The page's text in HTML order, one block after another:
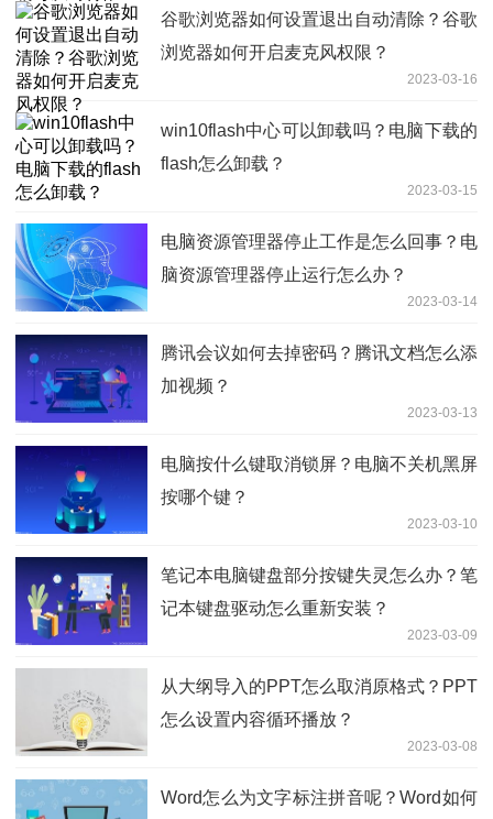
谷歌浏览器如何设置退出自动清除？谷歌
浏览器如何开启麦克风权限？
2023-03-16
win10flash中心可以卸载吗？电脑下载的
flash怎么卸载？
2023-03-15
电脑资源管理器停止工作是怎么回事？电
脑资源管理器停止运行怎么办？
2023-03-14
腾讯会议如何去掉密码？腾讯文档怎么添
加视频？
2023-03-13
电脑按什么键取消锁屏？电脑不关机黑屏
按哪个键？
2023-03-10
笔记本电脑键盘部分按键失灵怎么办？笔
记本键盘驱动怎么重新安装？
2023-03-09
从大纲导入的PPT怎么取消原格式？PPT
怎么设置内容循环播放？
2023-03-08
Word怎么为文字标注拼音呢？Word如何